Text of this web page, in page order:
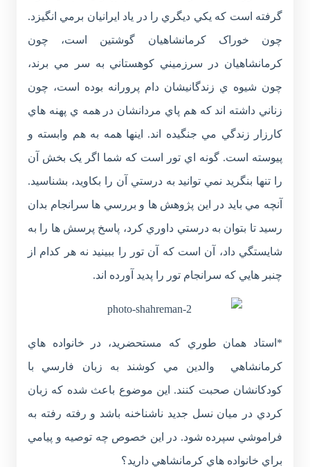
گرفته است که يکي ديگري را در ياد ايرانيان برمي انگيزد.
چون خوراک کرمانشاهيان گوشتين است، چون
کرمانشاهيان در سرزميني کوهستاني به سر مي برند،
چون شيوه ي زندگانيشان دام پرورانه بوده است، چون
زناني داشته اند که هم پاي مردانشان در همه ي پهنه هاي
کارزار زندگي مي جنگيده اند. اينها همه به هم وابسته و
پيوسته است. گونه اي تور است که شما اگر يک بخش آن
را تنها بنگريد نمي توانيد به درستي آن را بکاويد، بشناسيد.
آنچه مي بايد در اين پژوهش ها و بررسي ها سرانجام بدان
رسيد تا بتوان به درستي داوري کرد، پاسخ پرسش ها را به
شايستگي داد، آن است که آن تور را ببينيد نه هر کدام از
چنبر هايي که سرانجام تور را پديد آورده اند.
*استاد همان طوري که مستحضريد، در خانواده هاي
کرمانشاهي والدين مي کوشند به زبان فارسي با
کودکانشان صحبت کنند. اين موضوع باعث شده که زبان
کردي در ميان نسل جديد ناشناخنه باشد و رفته رفته به
فراموشي سپرده شود. در اين خصوص چه توصيه و پيامي
براي خانواده هاي کرمانشاهي داريد؟